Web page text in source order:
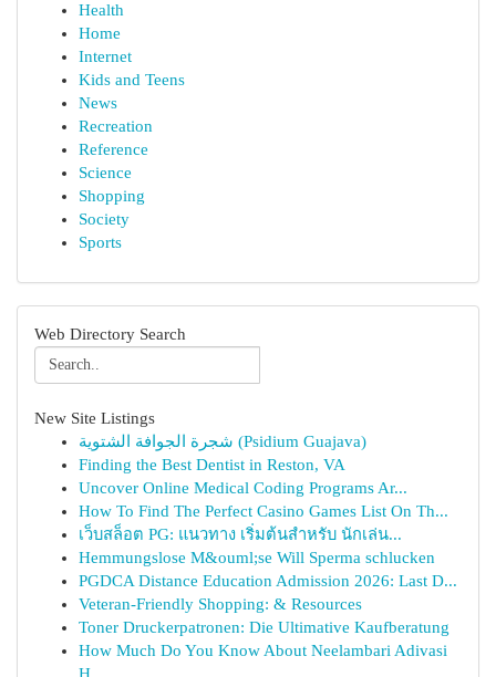
Health
Home
Internet
Kids and Teens
News
Recreation
Reference
Science
Shopping
Society
Sports
Web Directory Search
New Site Listings
شجرة الجوافة الشتوية (Psidium Guajava)
Finding the Best Dentist in Reston, VA
Uncover Online Medical Coding Programs Ar...
How To Find The Perfect Casino Games List On Th...
เว็บสล็อต PG: แนวทาง เริ่มต้นสำหรับ นักเล่น...
Hemmungslose M&ouml;se Will Sperma schlucken
PGDCA Distance Education Admission 2026: Last D...
Veteran-Friendly Shopping: & Resources
Toner Druckerpatronen: Die Ultimative Kaufberatung
How Much Do You Know About Neelambari Adivasi